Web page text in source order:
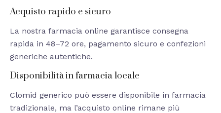
Acquisto rapido e sicuro
La nostra farmacia online garantisce consegna
rapida in 48–72 ore, pagamento sicuro e confezioni
generiche autentiche.
Disponibilità in farmacia locale
Clomid generico può essere disponibile in farmacia
tradizionale, ma l’acquisto online rimane più